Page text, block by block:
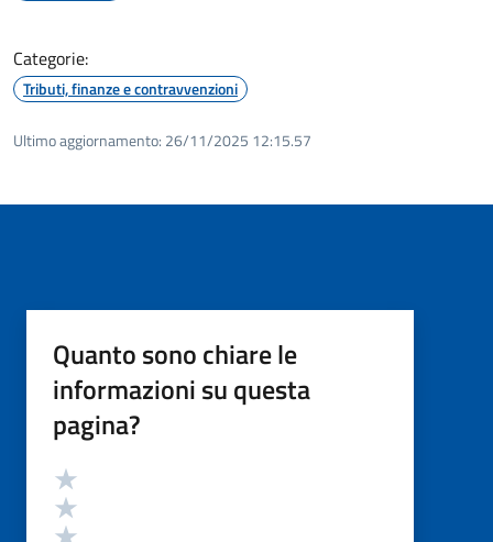
Categorie:
Tributi, finanze e contravvenzioni
Ultimo aggiornamento: 26/11/2025 12:15.57
Quanto sono chiare le
informazioni su questa
pagina?
Valutazione